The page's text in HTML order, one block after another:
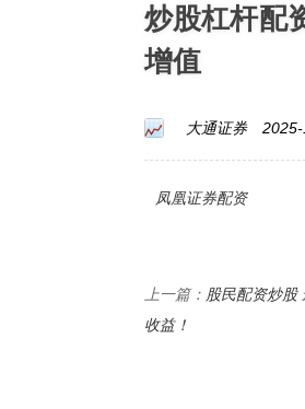
炒股杠杆配
增值
大通证券
凤凰证券配资
上一篇： 股民配资炒股
收益！